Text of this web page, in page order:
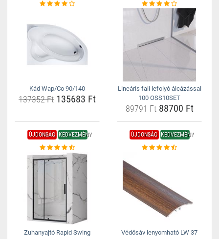
Kád Wap/Co 90/140
137352 Ft 135683 Ft
Lineáris fali lefolyó álcázással
100 OSS10SET
89791 Ft88700 Ft
ÚJDONSÁG KEDVEZMÉNY
Zuhanyajtó Rapid Swing
ÚJDONSÁG KEDVEZMÉNY
Védősáv lenyomható LW 37